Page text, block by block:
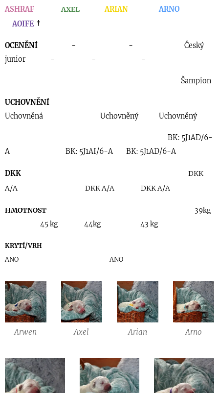
ASHRAF
AXEL ARIAN
ARNO
AOIFE †
OCENĚNÍ - - Český
junior - - -
Šampion
UCHOVNĚNÍ
Uchovněná Uchovněný Uchovněný
BK: 5J1AD/6-
A BK: 5J1AI/6-A BK: 5J1AD/6-A
DKK
DKK
A/A DKK A/A DKK A/A
HMOTNOST 39kg
45 kg 44kg 43 kg
KRYTÍ/VRH
ANO ANO
Arwen Axel Arian Arno